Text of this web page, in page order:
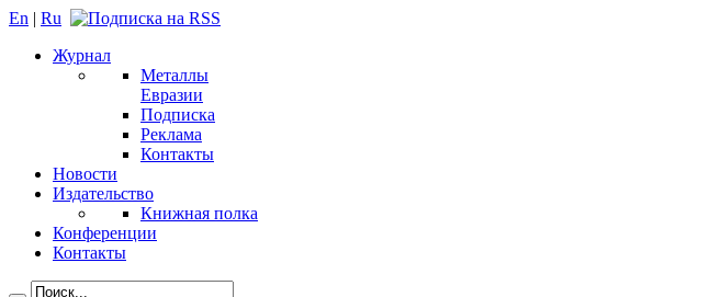
En | Ru
Журнал
Металлы
Евразии
Подписка
Реклама
Контакты
Новости
Издательство
Книжная полка
Конференции
Контакты